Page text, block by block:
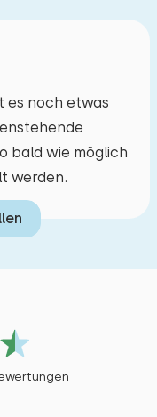
es noch etwas
bald wie möglich
werden.